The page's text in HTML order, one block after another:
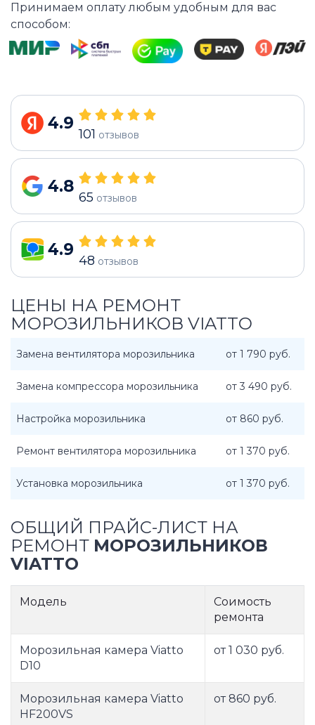
Принимаем оплату любым удобным для вас
способом:
4.9
101 отзывов
4.8
65 отзывов
4.9
48 отзывов
ЦЕНЫ НА РЕМОНТ
МОРОЗИЛЬНИКОВ VIATTO
Замена вентилятора морозильника от 1 790 руб.
Замена компрессора морозильника от 3 490 руб.
Настройка морозильника от 860 руб.
Ремонт вентилятора морозильника от 1 370 руб.
Установка морозильника от 1 370 руб.
ОБЩИЙ ПРАЙС-ЛИСТ НА
РЕМОНТ МОРОЗИЛЬНИКОВ
VIATTO
Модель
Соимость
ремонта
Морозильная камера Viatto
D10
от 1 030 руб.
Морозильная камера Viatto
HF200VS
от 860 руб.